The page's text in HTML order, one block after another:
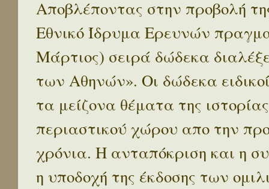
Αποβλέποντας στην προβολή
Εθνικό Ίδρυμα Ερευνών
Μάρτιος) σειρά δώδεκα
των Αθηνών». Οι δώδεκα
τα μείζονα θέματα της
περιαστικού χώρου απο την
χρόνια. Η ανταπόκριση και η
η υποδοχή της έκδοσης των